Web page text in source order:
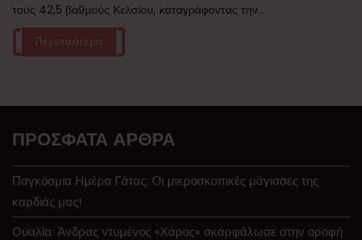
τους 42,5 βαθμούς Κελσίου, καταγράφοντας την...
Περισσότερα
ΠΡΌΣΦΑΤΑ ΆΡΘΡΑ
Παγκόσμια Ημέρα Γάτας: Οι μικροσκοπικές μάγισσες της
καρδιάς μας!
Ουαλία: Άνδρας ντυμένος «Χάρος» σκαρφάλωσε στην οροφή